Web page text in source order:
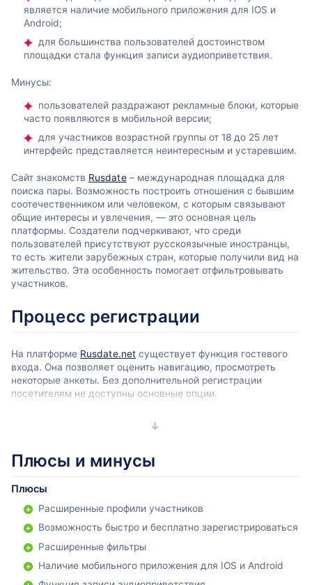
является наличие мобильного приложения для IOS и
Android;
для большинства пользователей достоинством
площадки стала функция записи аудиоприветствия.
Минусы:
пользователей раздражают рекламные блоки, которые
часто появляются в мобильной версии;
для участников возрастной группы от 18 до 25 лет
интерфейс представляется неинтересным и устаревшим.
Сайт знакомств Rusdate– международная площадка для
поиска пары. Возможность построить отношения с бывшим
соотечественником или человеком, с которым связывают
общие интересы и увлечения, — это основная цель
платформы. Создатели подчеркивают, что среди
пользователей присутствуют русскоязычные иностранцы,
то есть жители зарубежных стран, которые получили вид на
жительство. Эта особенность помогает отфильтровывать
участников.
Процесс регистрации
На платформе Rusdate.net существует функция гостевого
входа. Она позволяет оценить навигацию, просмотреть
некоторые анкеты. Без дополнительной регистрации
посетителям не доступны основные опции.
Плюсы и минусы
Плюсы
Расширенные профили участников
Возможность быстро и бесплатно зарегистрироваться
Расширенные фильтры
Наличие мобильного приложения для IOS и Android